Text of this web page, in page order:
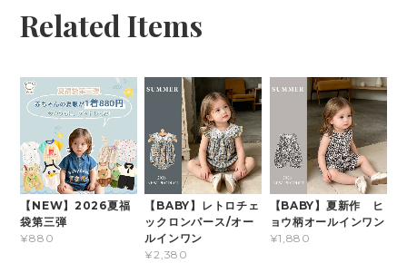
Related Items
【NEW】2026夏福
袋第三弾
¥880
【BABY】レトロチェ
ックロンパース/オー
ルインワン
¥2,380
【BABY】夏新作 ヒ
ョウ柄オールインワン
¥1,880